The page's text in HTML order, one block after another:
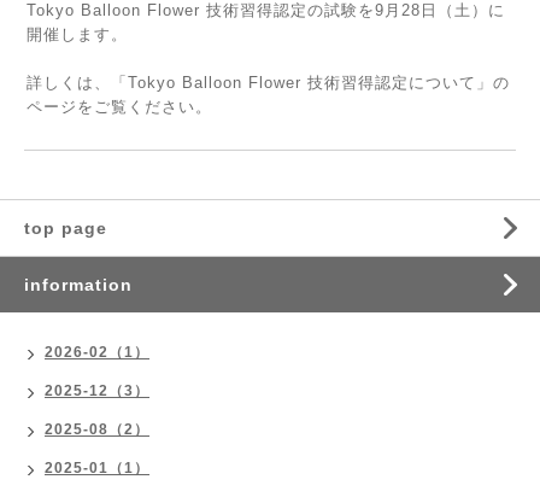
Tokyo Balloon Flower 技術習得認定の試験を9月28日（土）に
開催します。
詳しくは、「Tokyo Balloon Flower 技術習得認定について」の
ページをご覧ください。
top page
information
2026-02（1）
2025-12（3）
2025-08（2）
2025-01（1）